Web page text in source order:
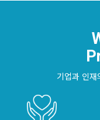
기업과 인